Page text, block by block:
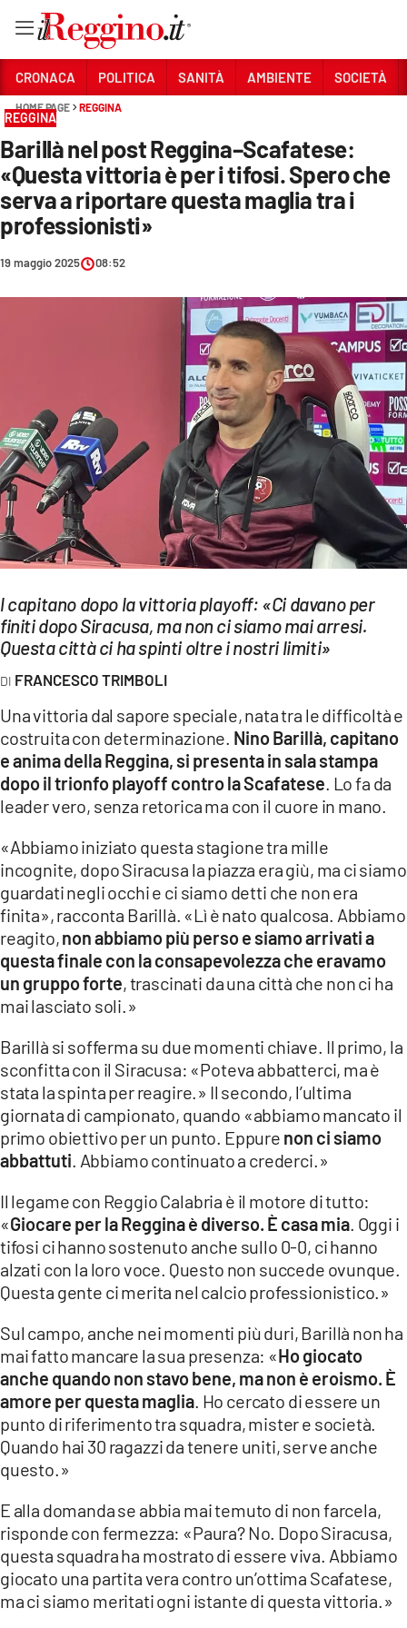
Sezioni
CRONACA
SANITÀ
AMBIENTE
EVENTI
SPORT
Streaming
LAC TV
LAC ONAIR
LaC
LACPLAY.IT
LACTV.IT
LACONAIR.IT
LACITYMAG.IT
ILREGGINO.IT
COSENZACHANNEL.IT
ILVIBONESE.IT
CATANZAROCHANNEL.IT
LACAPITALENEWS.IT
App
ANDROID
APPLE
CRONACA POLITICA SANITÀ AMBIENTE SOCIETÀ
HOME PAGE REGGINA
REGGINA
Barillà nel post Reggina–Scafatese:
«Questa vittoria è per i tifosi. Spero che
serva a riportare questa maglia tra i
professionisti»
19 maggio 2025 08:52
l capitano dopo la vittoria playoff: «Ci davano per
finiti dopo Siracusa, ma non ci siamo mai arresi.
Questa città ci ha spinti oltre i nostri limiti»
FRANCESCO TRIMBOLI
Una vittoria dal sapore speciale, nata tra le difficoltà e
costruita con determinazione. Nino Barillà, capitano
e anima della Reggina, si presenta in sala stampa
dopo il trionfo playoff contro la Scafatese . Lo fa da
leader vero, senza retorica ma con il cuore in mano.
«Abbiamo iniziato questa stagione tra mille
incognite, dopo Siracusa la piazza era giù, ma ci siamo
guardati negli occhi e ci siamo detti che non era
finita», racconta Barillà. «Lì è nato qualcosa. Abbiamo
reagito,non abbiamo più perso e siamo arrivati a
questa finale con la consapevolezza che eravamo
un gruppo forte, trascinati da una città che non ci ha
mai lasciato soli.»
Barillà si sofferma su due momenti chiave. Il primo, la
sconfitta con il Siracusa: «Poteva abbatterci, ma è
stata la spinta per reagire.» Il secondo, l’ultima
giornata di campionato, quando «abbiamo mancato il
primo obiettivo per un punto. Eppure non ci siamo
abbattuti . Abbiamo continuato a crederci.»
Il legame con Reggio Calabria è il motore di tutto:
«Giocare per la Reggina è diverso. È casa mia. Oggi i
tifosi ci hanno sostenuto anche sullo 0-0, ci hanno
alzati con la loro voce. Questo non succede ovunque.
Questa gente ci merita nel calcio professionistico.»
Sul campo, anche nei momenti più duri, Barillà non ha
mai fatto mancare la sua presenza: «Ho giocato
anche quando non stavo bene, ma non è eroismo. È
amore per questa maglia . Ho cercato di essere un
punto di riferimento tra squadra, mister e società.
Quando hai 30 ragazzi da tenere uniti, serve anche
questo.»
E alla domanda se abbia mai temuto di non farcela,
risponde con fermezza: «Paura? No. Dopo Siracusa,
questa squadra ha mostrato di essere viva. Abbiamo
giocato una partita vera contro un’ottima Scafatese,
ma ci siamo meritati ogni istante di questa vittoria.»